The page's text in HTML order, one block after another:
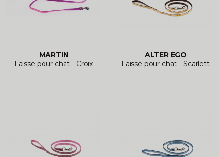
MARTIN
Laisse pour chat - Croix
ALTER EGO
Laisse pour chat - Scarlett